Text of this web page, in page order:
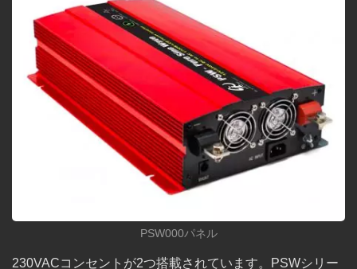
PSW000パネル
230VACコンセントが2つ搭載されています。PSWシリー